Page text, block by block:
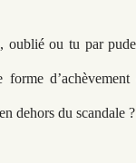
oublié ou tu par
dehors du scandale ?